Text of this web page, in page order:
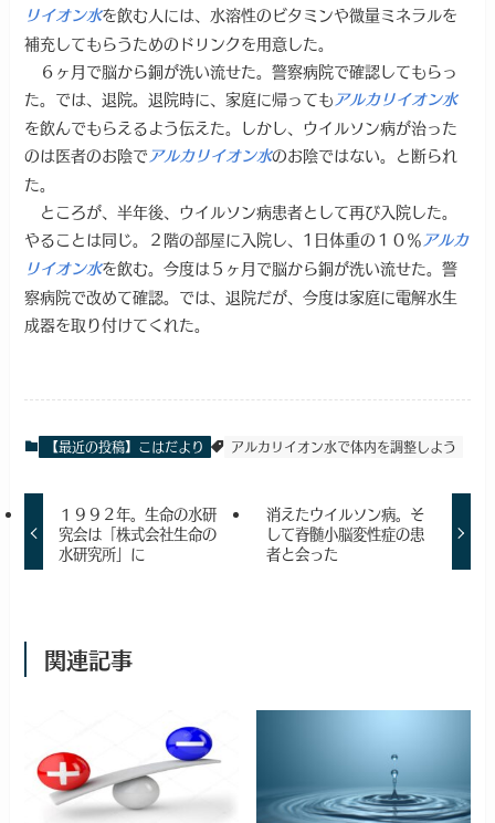
リイオン水を飲む人には、水溶性のビタミンや微量ミネラルを
補充してもらうためのドリンクを用意した。
６ヶ月で脳から銅が洗い流せた。警察病院で確認してもらっ
た。では、退院。退院時に、家庭に帰っても アルカリイオン水
を飲んでもらえるよう伝えた。しかし、ウイルソン病が治った
のは医者のお陰で アルカリイオン水のお陰ではない。と断られ
た。
ところが、半年後、ウイルソン病患者として再び入院した。
やることは同じ。２階の部屋に入院し、1日体重の１０％ アルカ
リイオン水を飲む。今度は５ヶ月で脳から銅が洗い流せた。警
察病院で改めて確認。では、退院だが、今度は家庭に電解水生
成器を取り付けてくれた。
【最近の投稿】こはだより アルカリイオン水で体内を調整しよう
１９９２年。生命の水研
究会は「株式会社生命の
水研究所」に
消えたウイルソン病。そ
して脊髄小脳変性症の患
者と会った
関連記事